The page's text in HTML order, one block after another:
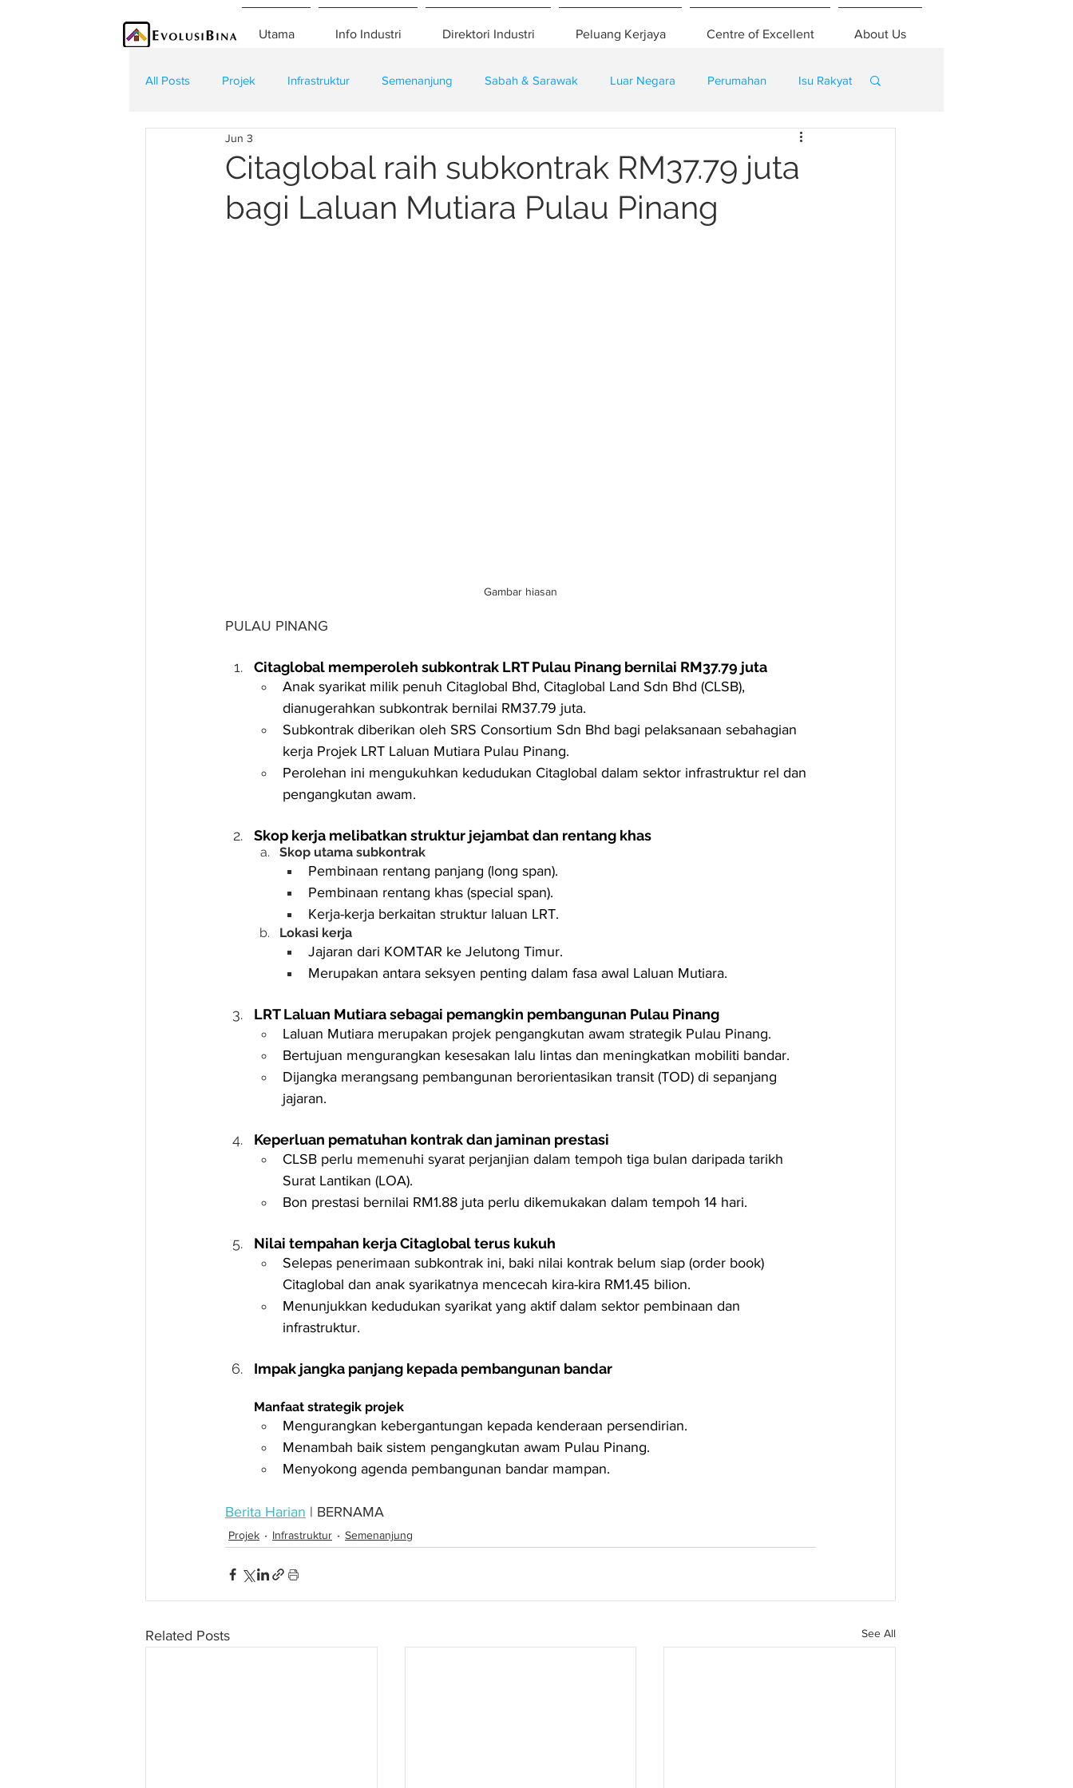
Utama Info Industri Direktori Industri Peluang Kerjaya Centre of Excellent About Us
All Posts Projek Infrastruktur Semenanjung Sabah & Sarawak Luar Negara Perumahan Isu Rakyat
Teknologi
Citaglobal raih subkontrak RM37.79 juta
bagi Laluan Mutiara Pulau Pinang
Jun 3
Gambar hiasan
PULAU PINANG
Citaglobal memperoleh subkontrak LRT Pulau Pinang bernilai RM37.79 juta
Anak syarikat milik penuh Citaglobal Bhd, Citaglobal Land Sdn Bhd (CLSB),
dianugerahkan subkontrak bernilai RM37.79 juta.
Subkontrak diberikan oleh SRS Consortium Sdn Bhd bagi pelaksanaan sebahagian
kerja Projek LRT Laluan Mutiara Pulau Pinang.
Perolehan ini mengukuhkan kedudukan Citaglobal dalam sektor infrastruktur rel dan
pengangkutan awam.
Skop kerja melibatkan struktur jejambat dan rentang khas
Skop utama subkontrak
Pembinaan rentang panjang (long span).
Pembinaan rentang khas (special span).
Kerja-kerja berkaitan struktur laluan LRT.
Lokasi kerja
Jajaran dari KOMTAR ke Jelutong Timur.
Merupakan antara seksyen penting dalam fasa awal Laluan Mutiara.
LRT Laluan Mutiara sebagai pemangkin pembangunan Pulau Pinang
Laluan Mutiara merupakan projek pengangkutan awam strategik Pulau Pinang.
Bertujuan mengurangkan kesesakan lalu lintas dan meningkatkan mobiliti bandar.
Dijangka merangsang pembangunan berorientasikan transit (TOD) di sepanjang
jajaran.
Keperluan pematuhan kontrak dan jaminan prestasi
CLSB perlu memenuhi syarat perjanjian dalam tempoh tiga bulan daripada tarikh
Surat Lantikan (LOA).
Bon prestasi bernilai RM1.88 juta perlu dikemukakan dalam tempoh 14 hari.
Nilai tempahan kerja Citaglobal terus kukuh
Selepas penerimaan subkontrak ini, baki nilai kontrak belum siap (order book)
Citaglobal dan anak syarikatnya mencecah kira-kira RM1.45 bilion.
Menunjukkan kedudukan syarikat yang aktif dalam sektor pembinaan dan
infrastruktur.
Impak jangka panjang kepada pembangunan bandar
Manfaat strategik projek
Mengurangkan kebergantungan kepada kenderaan persendirian.
Menambah baik sistem pengangkutan awam Pulau Pinang.
Menyokong agenda pembangunan bandar mampan.
Berita Harian | BERNAMA
Projek Infrastruktur Semenanjung
Related Posts See All